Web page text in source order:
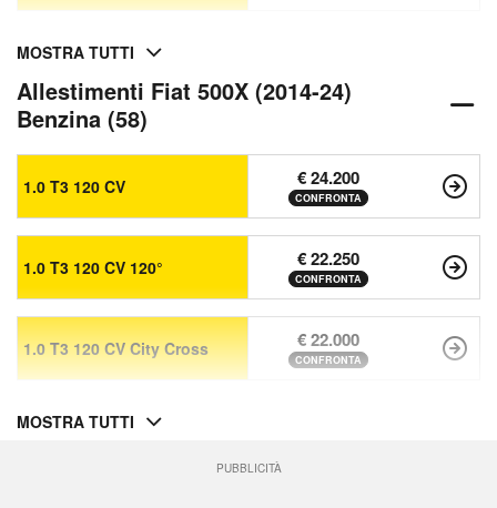
MOSTRA TUTTI
Allestimenti Fiat 500X (2014-24)
Benzina (58)
1.0 T3 120 CV € 24.200
CONFRONTA
1.0 T3 120 CV 120° € 22.250
CONFRONTA
1.0 T3 120 CV City Cross € 22.000
CONFRONTA
MOSTRA TUTTI
PUBBLICITÀ